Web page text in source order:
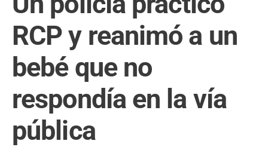
RCP y reanimó a un
bebé que no
respondía en la vía
pública